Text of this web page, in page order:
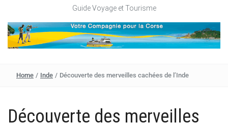
Guide Voyage et Tourisme
Home / Inde / Découverte des merveilles cachées de l’Inde
Découverte des merveilles